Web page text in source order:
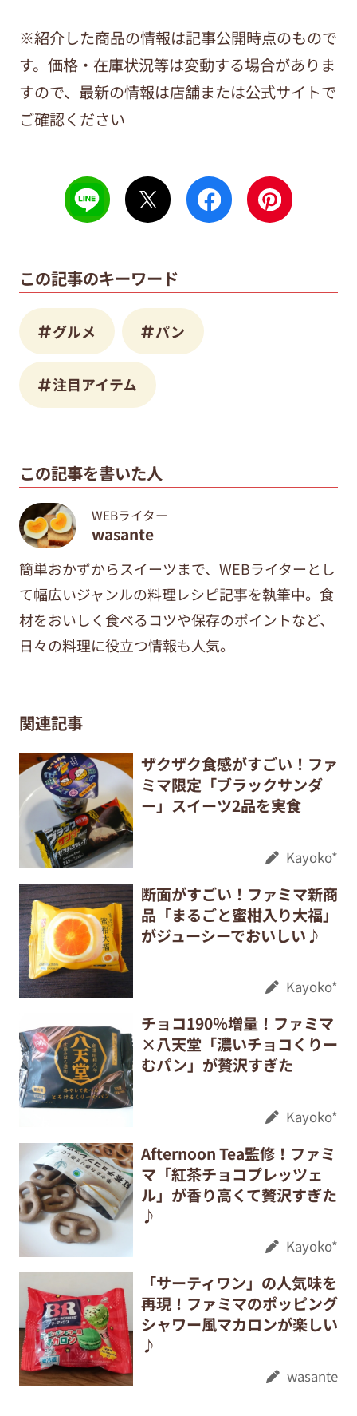
※紹介した商品の情報は記事公開時点のもので
す。価格・在庫状況等は変動する場合がありま
すので、最新の情報は店舗または公式サイトで
ご確認ください
この記事のキーワード
グルメ パン
注目アイテム
この記事を書いた人
WEBライター
wasante
簡単おかずからスイーツまで、WEBライターとし
て幅広いジャンルの料理レシピ記事を執筆中。食
材をおいしく食べるコツや保存のポイントなど、
日々の料理に役立つ情報も人気。
関連記事
ザクザク食感がすごい！ファ
ミマ限定「ブラックサンダ
ー」スイーツ2品を実食
Kayoko*
断面がすごい！ファミマ新商
品「まるごと蜜柑入り大福」
がジューシーでおいしい♪
Kayoko*
チョコ190％増量！ファミマ
×八天堂「濃いチョコくりー
むパン」が贅沢すぎた
Kayoko*
Afternoon Tea監修！ファミ
マ「紅茶チョコプレッツェ
ル」が香り高くて贅沢すぎた
♪
Kayoko*
「サーティワン」の人気味を
再現！ファミマのポッピング
シャワー風マカロンが楽しい
♪
wasante